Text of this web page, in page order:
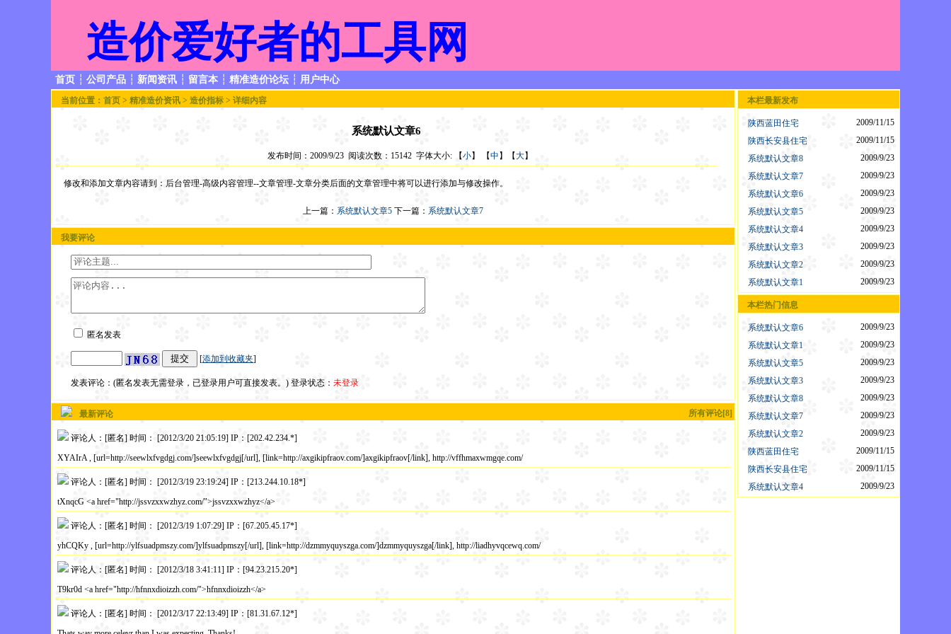
造价爱好者的工具网
首页 ┆ 公司产品 ┆ 新闻资讯 ┆ 留言本 ┆ 精准造价论坛 ┆ 用户中心
当前位置： 首页 > 精准造价资讯 > 造价指标 > 详细内容
系统默认文章6
发布时间：2009/9/23 阅读次数：15142 字体大小: 【小】 【中 】【大】
修改和添加文章内容请到：后台管理-高级内容管理--文章管理-文章分类后面的文章管理中将可以进行添加与修改操作。
上一篇： 系统默认文章5 下一篇： 系统默认文章7
我要评论
匿名发表
[添加到收藏夹]
发表评论：(匿名发表无需登录，已登录用户可直接发表。) 登录状态： 未登录
最新评论 所有评论[8]
评论人：[匿名] 时间： [2012/3/20 21:05:19] IP：[202.42.234.*]
XYAIrA , [url=http://seewlxfvgdgj.com/]seewlxfvgdgj[/url], [link=http://axgikipfraov.com/]axgikipfraov[/link], http://vffhmaxwmgqe.com/
评论人：[匿名] 时间： [2012/3/19 23:19:24] IP：[213.244.10.18*]
tXnqcG <a href="http://jssvzxxwzhyz.com/">jssvzxxwzhyz</a>
评论人：[匿名] 时间： [2012/3/19 1:07:29] IP：[67.205.45.17*]
yhCQKy , [url=http://ylfsuadpmszy.com/]ylfsuadpmszy[/url], [link=http://dzmmyquyszga.com/]dzmmyquyszga[/link], http://liadhyvqcewq.com/
评论人：[匿名] 时间： [2012/3/18 3:41:11] IP：[94.23.215.20*]
T9kr0d <a href="http://hfnnxdioizzh.com/">hfnnxdioizzh</a>
评论人：[匿名] 时间： [2012/3/17 22:13:49] IP：[81.31.67.12*]
本栏最新发布
陕西蓝田住宅
2009/11/15
陕西长安县住宅
2009/11/15
系统默认文章8
2009/9/23
系统默认文章7
2009/9/23
系统默认文章6
2009/9/23
系统默认文章5
2009/9/23
系统默认文章4
2009/9/23
系统默认文章3
2009/9/23
系统默认文章2
2009/9/23
系统默认文章1
2009/9/23
本栏热门信息
系统默认文章6
2009/9/23
系统默认文章1
2009/9/23
系统默认文章5
2009/9/23
系统默认文章3
2009/9/23
系统默认文章8
2009/9/23
系统默认文章7
2009/9/23
系统默认文章2
2009/9/23
陕西蓝田住宅
2009/11/15
陕西长安县住宅
2009/11/15
系统默认文章4
2009/9/23